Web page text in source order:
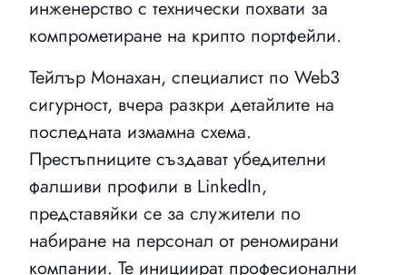
инженерство с технически похвати за
компрометиране на крипто портфейли.
Тейлър Монахан, специалист по Web3
сигурност, вчера разкри детайлите на
последната измамна схема.
Престъпниците създават убедителни
фалшиви профили в LinkedIn,
представяйки се за служители по
набиране на персонал от реномирани
компании. Те инициират професионални